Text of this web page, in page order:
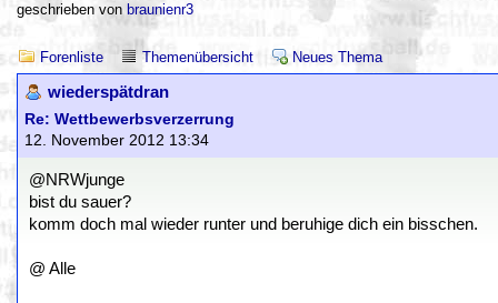
geschrieben von braunienr3
Forenliste Themenübersicht Neues Thema
wiederspätdran
Re: Wettbewerbsverzerrung
12. November 2012 13:34
@NRWjunge
bist du sauer?
komm doch mal wieder runter und beruhige dich ein bisschen.
@ Alle